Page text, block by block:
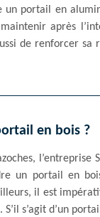
un portail en
après
de renforcer sa
en bois ?
l’entreprise
un portail en
il est
s’agit d’un